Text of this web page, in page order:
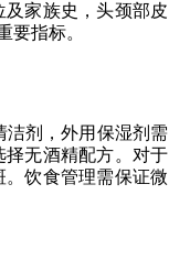
家族史，头颈部皮
要指标。
洁剂，外用保湿剂需
无酒精配方。对于
饮食管理需保证微